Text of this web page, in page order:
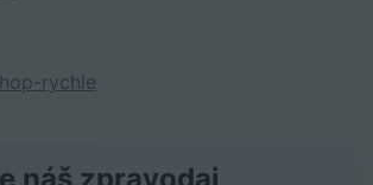
rychle
náš zpravodaj